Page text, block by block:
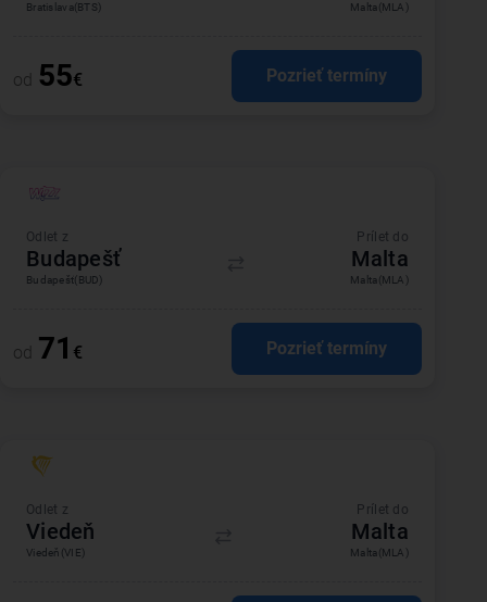
Bratislava(BTS) Malta(MLA)
od 55€ Pozrieť termíny
Odlet z
Budapešť
Prílet do
Malta
Budapešť(BUD) Malta(MLA)
od 71 € Pozrieť termíny
Odlet z
Viedeň
Prílet do
Malta
Viedeň (VIE) Malta(MLA)